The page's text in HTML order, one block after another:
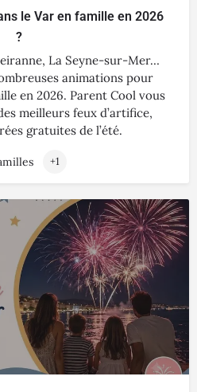
le Var en famille en 2026
?
La Seyne-sur-Mer…
animations pour
en 2026. Parent Cool vous
meilleurs feux d’artifice,
gratuites de l’été.
+1